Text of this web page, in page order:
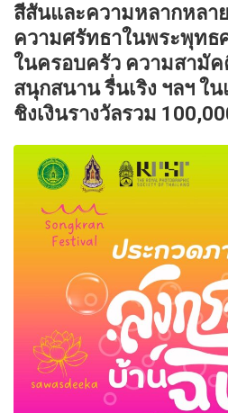
สีสันและความหลากหลา
ความศรัทธาในพระพุทธ
ในครอบครัว ความสามั
สนุกสนาน รื่นเริง ฯลฯ ใ
ชิงเงินรางวัลรวม